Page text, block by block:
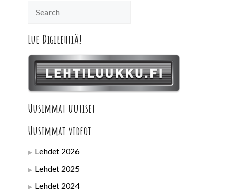
Lue Digilehtiä!
Uusimmat uutiset
Uusimmat videot
Lehdet 2026
Lehdet 2025
Lehdet 2024